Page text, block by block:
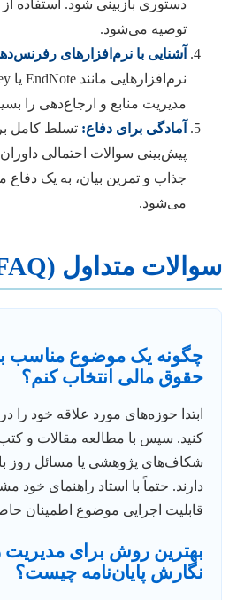
دستوری بازبینی شود. استفاده
توصیه می‌شود.
آشنایی با نرم‌افزارهای
مدیریت منابع و ارجاع‌دهی را
آمادگی برای دفاع: تسلط کامل بر
پیش‌بینی سوالات احتمالی
جذاب و تمرین بیان، به یک دفاع
می‌شود.
سوالات متداول (FAQ)
چگونه یک موضوع مناسب
حقوق مالی انتخاب کنم؟
ابتدا حوزه‌های مورد علاقه خود را
کنید. سپس با مطالعه مقالات و کتب
شکاف‌های پژوهشی یا مسائل روز
دارند. حتماً با استاد راهنمای خود
قابلیت اجرایی موضوع اطمینان
بهترین روش برای مدیریت
نگارش پایان‌نامه چیست؟